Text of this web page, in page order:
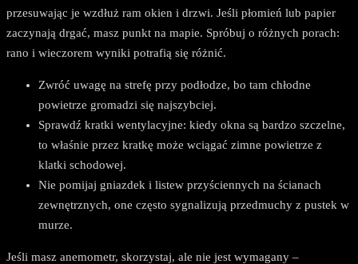
przesuwając je wzdłuż ram okien i drzwi. Jeśli płomień lub papier
zaczynają drgać, masz punkt na mapie. Spróbuj o różnych porach:
rano i wieczorem wyniki potrafią się różnić.
Zwróć uwagę na strefę przy podłodze, bo tam chłodne
powietrze gromadzi się najszybciej.
Sprawdź kratki wentylacyjne: kiedy okna są bardzo szczelne,
to właśnie przez kratkę może wciągać zimne powietrze z
klatki schodowej.
Nie pomijaj gniazdek i listew przyściennych na ścianach
zewnętrznych, one często sygnalizują przedmuchy z pustek w
murze.
Jeśli masz anemometr, skorzystaj, ale nie jest wymagany –